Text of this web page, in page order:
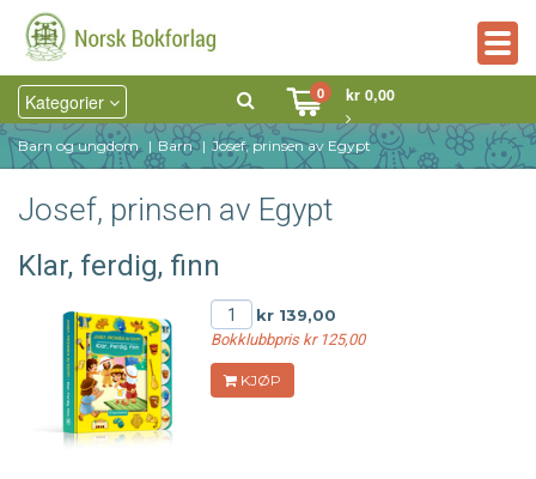
Kategorier
0 kr 0,00
Barn og ungdom Barn Josef, prinsen av Egypt
Josef, prinsen av Egypt
Klar, ferdig, finn
kr 139,00
Bokklubbpris kr 125,00
KJØP